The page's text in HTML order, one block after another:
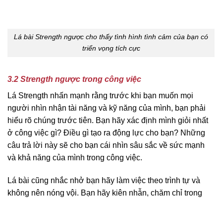
Lá bài Strength ngược cho thấy tình hình tình cảm của bạn có
triển vọng tích cực
3.2 Strength ngược trong công việc
Lá Strength nhấn mạnh rằng trước khi bạn muốn mọi
người nhìn nhận tài năng và kỹ năng của mình, bạn phải
hiểu rõ chúng trước tiên. Bạn hãy xác định mình giỏi nhất
ở công việc gì? Điều gì tạo ra động lực cho bạn? Những
câu trả lời này sẽ cho bạn cái nhìn sâu sắc về sức mạnh
và khả năng của mình trong công việc.
Lá bài cũng nhắc nhở bạn hãy làm việc theo trình tự và
không nên nóng vội. Bạn hãy kiên nhẫn, chăm chỉ trong